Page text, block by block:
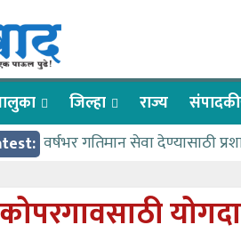
जिल्हा राज्य
वर्षभर गतिमान सेवा देण्यासाठी
आत्मामालिक गुरूकूलाचे २२८
ईच्छा आणि मेहनतीच्या बळावर